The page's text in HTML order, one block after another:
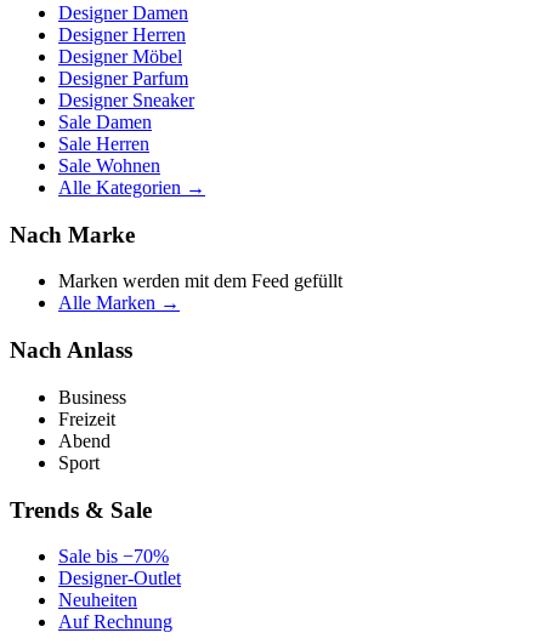
Designer Damen
Designer Herren
Designer Möbel
Designer Parfum
Designer Sneaker
Sale Damen
Sale Herren
Sale Wohnen
Alle Kategorien →
Nach Marke
Marken werden mit dem Feed gefüllt
Alle Marken →
Nach Anlass
Business
Freizeit
Abend
Sport
Trends & Sale
Sale bis −70%
Designer-Outlet
Neuheiten
Auf Rechnung